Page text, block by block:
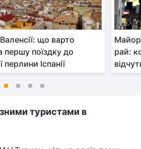
що варто
першу поїздку до
Іспанії
рай:
туристами в